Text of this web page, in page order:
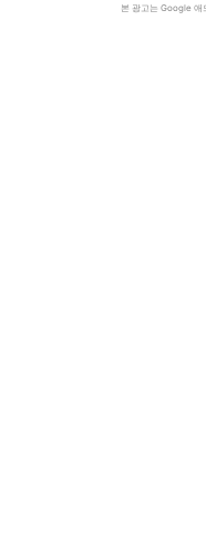
본 광고는 Google 애